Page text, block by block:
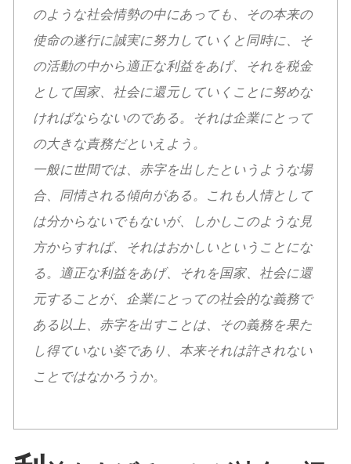
のような社会情勢の中にあっても、その本来の
使命の遂行に誠実に努力していくと同時に、そ
の活動の中から適正な利益をあげ、それを税金
として国家、社会に還元していくことに努めな
ければならないのである。それは企業にとって
の大きな責務だといえよう。
一般に世間では、赤字を出したというような場
合、同情される傾向がある。これも人情として
は分からないでもないが、しかしこのような見
方からすれば、それはおかしいということにな
る。適正な利益をあげ、それを国家、社会に還
元することが、企業にとっての社会的な義務で
ある以上、赤字を出すことは、その義務を果た
し得ていない姿であり、本来それは許されない
ことではなかろうか。